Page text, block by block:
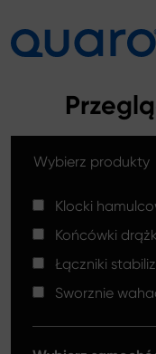
Klocki hamulcowe
Tarcze hamulcowe
Końcówki drążków
Klocki hamulcowe
Aktualności
Gdzie kupić
Kontakt
Wybierz produkty
Klocki
Końcówki
Łączniki
Sworznie